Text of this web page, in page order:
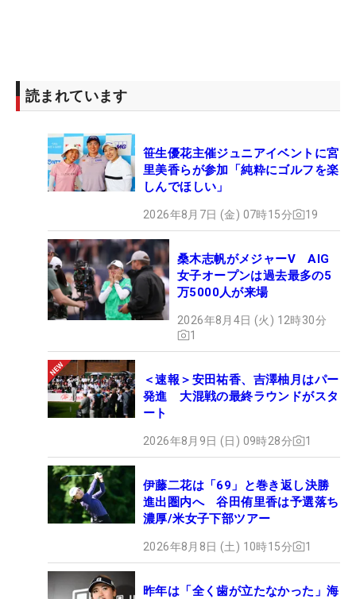
読まれています
笹生優花主催ジュニアイベントに宮
里美香らが参加「純粋にゴルフを楽
しんでほしい」
2026年8月7日 (金) 07時15分 19
桑木志帆がメジャーV AIG
女子オープンは過去最多の5
万5000人が来場
2026年8月4日 (火) 12時30分
1
＜速報＞安田祐香、吉澤柚月はパー
発進 大混戦の最終ラウンドがスタ
ート
2026年8月9日 (日) 09時28分 1
伊藤二花は「69」と巻き返し決勝
進出圏内へ 谷田侑里香は予選落ち
濃厚/米女子下部ツアー
2026年8月8日 (土) 10時15分 1
昨年は「全く歯が立たなかった」海